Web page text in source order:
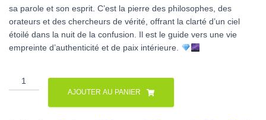
sa parole et son esprit. C’est la pierre des philosophes, des
orateurs et des chercheurs de vérité, offrant la clarté d’un ciel
étoilé dans la nuit de la confusion. Il est le guide vers une vie
empreinte d’authenticité et de paix intérieure.
quantité
de
AJOUTER AU PANIER